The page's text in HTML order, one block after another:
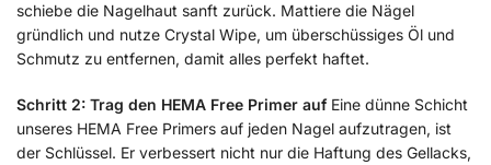
schiebe die Nagelhaut sanft zurück. Mattiere die Nägel
gründlich und nutze Crystal Wipe, um überschüssiges Öl und
Schmutz zu entfernen, damit alles perfekt haftet.
Schritt 2: Trag den HEMA Free Primer aufEine dünne Schicht
unseres HEMA Free Primers auf jeden Nagel aufzutragen, ist
der Schlüssel. Er verbessert nicht nur die Haftung des Gellacks,